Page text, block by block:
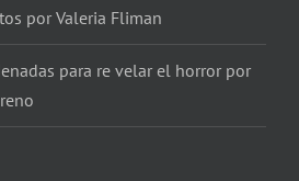
por Valeria Fliman
para re velar el horror por